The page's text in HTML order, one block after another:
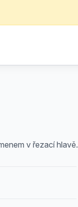
v řezací hlavě.